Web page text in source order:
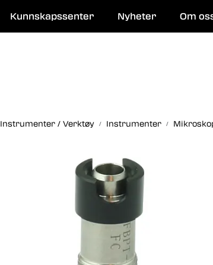
Kurs | Service og reparasjon
Kunnskapssenter Nyheter Om
Instrumenter / Verktøy Instrumenter